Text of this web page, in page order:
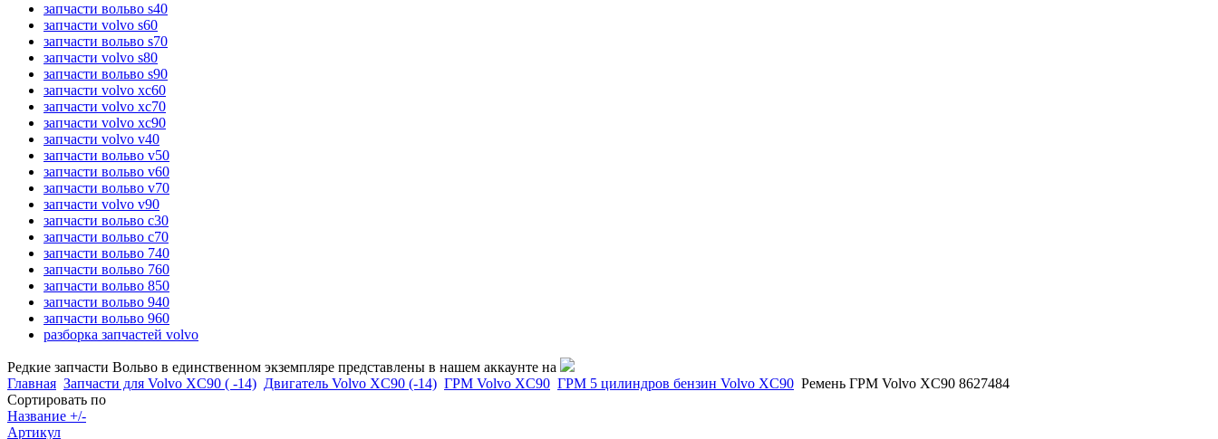
запчасти вольво s40
запчасти volvo s60
запчасти вольво s70
запчасти volvo s80
запчасти вольво s90
запчасти volvo xc60
запчасти volvo xc70
запчасти volvo xc90
запчасти volvo v40
запчасти вольво v50
запчасти вольво v60
запчасти вольво v70
запчасти volvo v90
запчасти вольво c30
запчасти вольво c70
запчасти вольво 740
запчасти вольво 760
запчасти вольво 850
запчасти вольво 940
запчасти вольво 960
разборка запчастей volvo
Редкие запчасти Вольво в единственном экземпляре представлены в нашем аккаунте на
Главная Запчасти для Volvo XC90 ( -14) Двигатель Volvo XC90 (-14) ГРМ Volvo XC90 ГРМ 5 цилиндров бензин Volvo XC90 Ремень ГРМ Volvo XC90 8627484
Сортировать по
Название +/-
Артикул